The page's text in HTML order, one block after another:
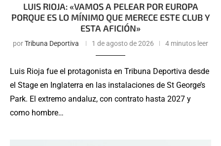
LUIS RIOJA: «VAMOS A PELEAR POR EUROPA
PORQUE ES LO MÍNIMO QUE MERECE ESTE CLUB Y
ESTA AFICIÓN»
porTribuna Deportiva 1 de agosto de 2026 4 minutos leer
Luis Rioja fue el protagonista en Tribuna Deportiva desde
el Stage en Inglaterra en las instalaciones de St George’s
Park. El extremo andaluz, con contrato hasta 2027 y
como hombre…